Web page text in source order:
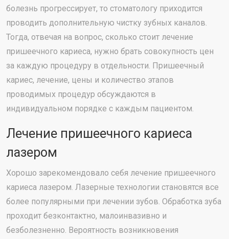
болезнь прогрессирует, то стоматологу приходится
проводить дополнительную чистку зубных каналов.
Тогда, отвечая на вопрос, сколько стоит лечение
пришеечного кариеса, нужно брать совокупность цен
за каждую процедуру в отдельности. Пришеечный
кариес, лечение, цены и количество этапов
проводимых процедур обсуждаются в
индивидуальном порядке с каждым пациентом.
Лечение пришеечного кариеса
лазером
Хорошо зарекомендовало себя лечение пришеечного
кариеса лазером. Лазерные технологии становятся все
более популярными при лечении зубов. Обработка зуба
проходит безконтактно, малоинвазивно и
безболезненно. Вероятность возникновения